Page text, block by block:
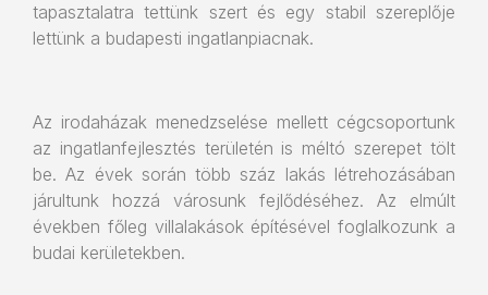
tapasztalatra tettünk szert és egy stabil szereplője
lettünk a budapesti ingatlanpiacnak.
Az irodaházak menedzselése mellett cégcsoportunk
az ingatlanfejlesztés területén is méltó szerepet tölt
be. Az évek során több száz lakás létrehozásában
járultunk hozzá városunk fejlődéséhez. Az elmúlt
években főleg villalakások építésével foglalkozunk a
budai kerületekben.